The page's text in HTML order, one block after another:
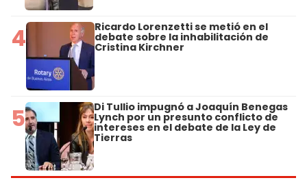
4 Ricardo Lorenzetti se metió en el
debate sobre la inhabilitación de
Cristina Kirchner
5 Di Tullio impugnó a Joaquín Benegas
Lynch por un presunto conflicto de
intereses en el debate de la Ley de
Tierras